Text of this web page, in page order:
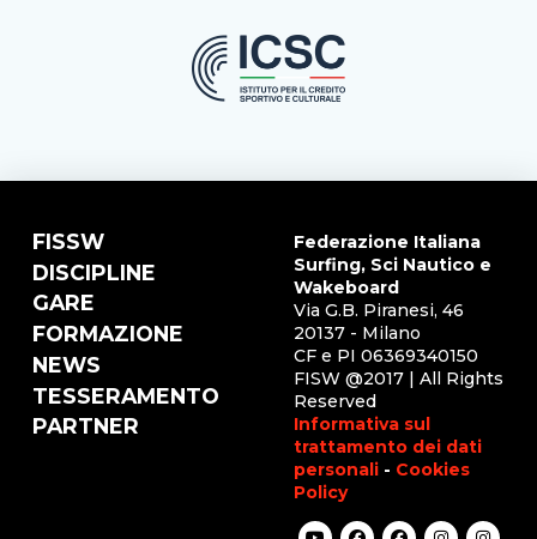
FISSW
DISCIPLINE
GARE
FORMAZIONE
NEWS
TESSERAMENTO
PARTNER
Federazione Italiana
Surfing, Sci Nautico e
Wakeboard
Via G.B. Piranesi, 46
20137 - Milano
CF e PI 06369340150
FISW @2017 | All Rights
Reserved
Informativa sul
trattamento dei dati
personali - Cookies
Policy